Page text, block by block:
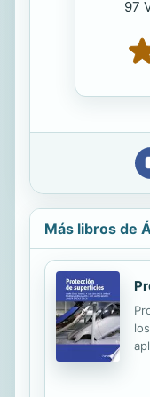
97
Más libros de